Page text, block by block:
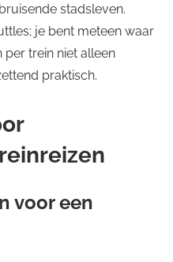
stadsleven.
je bent meteen waar
per trein niet alleen
praktisch.
voor een